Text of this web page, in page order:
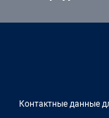
Контактные данные